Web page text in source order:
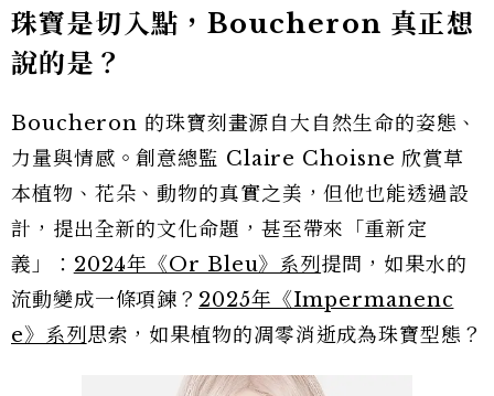
珠寶是切入點，Boucheron 真正想
說的是？
Boucheron 的珠寶刻畫源自大自然生命的姿態、
力量與情感。創意總監 Claire Choisne 欣賞草
本植物、花朵、動物的真實之美，但他也能透過設
計，提出全新的文化命題，甚至帶來「重新定
義」： 2024年《Or Bleu》系列 提問，如果水的
流動變成一條項鍊？ 2025年《Impermanenc
e》系列 思索，如果植物的凋零消逝成為珠寶型態？